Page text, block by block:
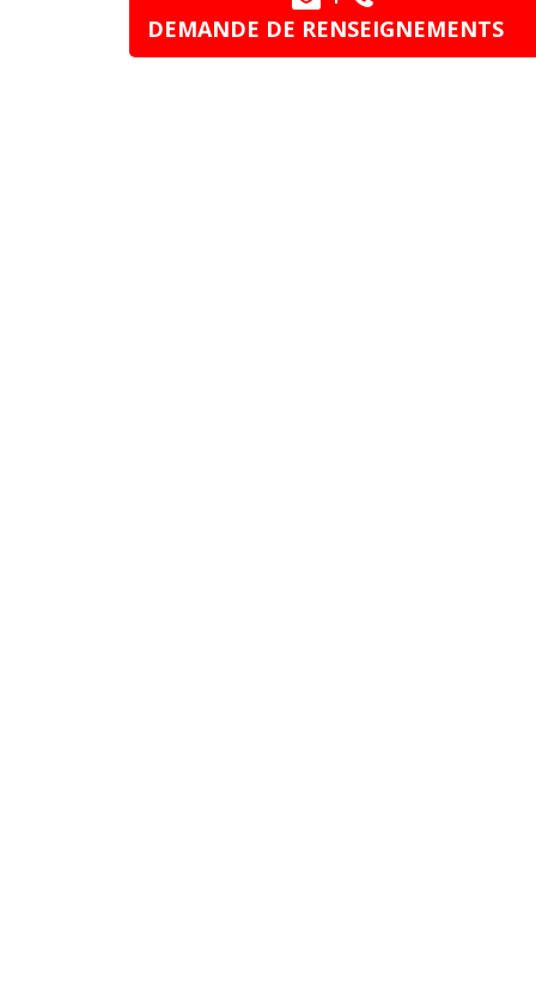
DEMANDE DE RENSEIGNEMENTS